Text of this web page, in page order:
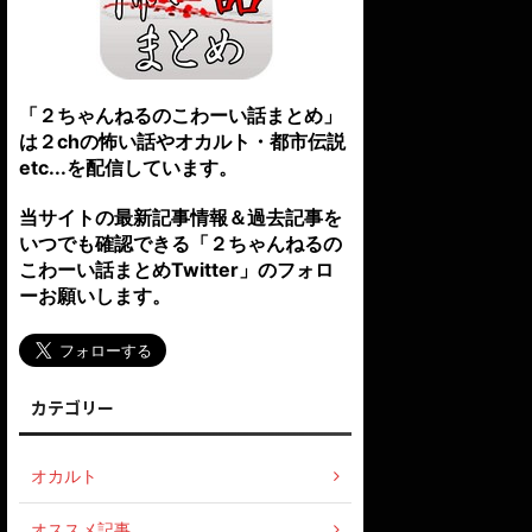
「２ちゃんねるのこわーい話まとめ」
は２chの怖い話やオカルト・都市伝説
etc...を配信しています。
当サイトの最新記事情報＆過去記事を
いつでも確認できる「２ちゃんねるの
こわーい話まとめTwitter」のフォロ
ーお願いします。
カテゴリー
オカルト